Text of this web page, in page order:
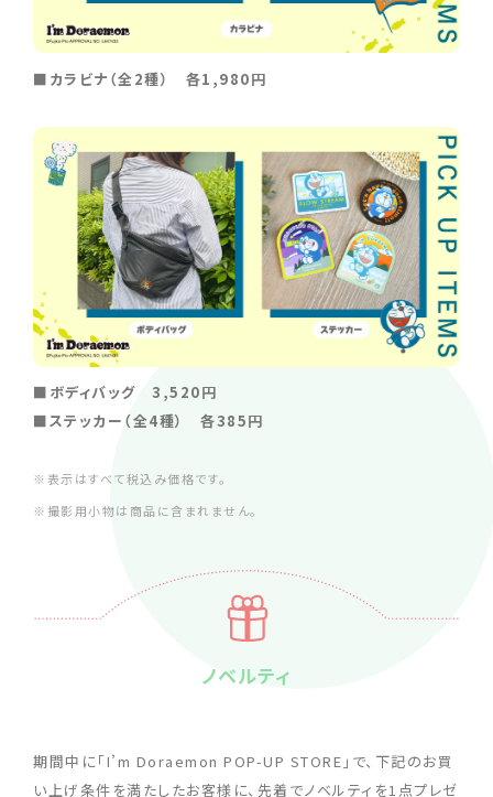
■カラビナ（全2種） 各1,980円
■ボディバッグ 3,520円
■ステッカー（全4種） 各385円
※表示はすべて税込み価格です。
※撮影用小物は商品に含まれません。
ノベルティ
期間中に「I’m Doraemon POP-UP STORE」で、下記のお買
い上げ条件を満たしたお客様に、先着でノベルティを1点プレゼ